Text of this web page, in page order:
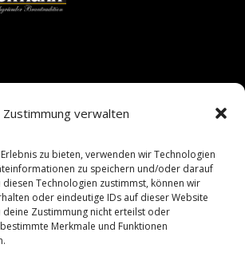
Zustimmung verwalten
zu bieten, verwenden wir Technologien
zu speichern und/oder darauf
diesen Technologien zustimmst, können wir
oder eindeutige IDs auf dieser Website
deine Zustimmung nicht erteilst oder
Merkmale und Funktionen